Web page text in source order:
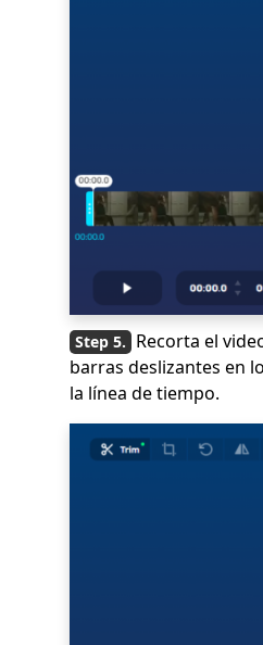
Recorta el
barras deslizantes en
la línea de tiempo.